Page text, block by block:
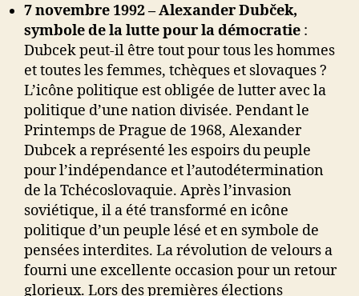
7 novembre 1992 – Alexander Dubček,
symbole de la lutte pour la démocratie :
Dubcek peut-il être tout pour tous les hommes
et toutes les femmes, tchèques et slovaques ?
L’icône politique est obligée de lutter avec la
politique d’une nation divisée. Pendant le
Printemps de Prague de 1968, Alexander
Dubcek a représenté les espoirs du peuple
pour l’indépendance et l’autodétermination
de la Tchécoslovaquie. Après l’invasion
soviétique, il a été transformé en icône
politique d’un peuple lésé et en symbole de
pensées interdites. La révolution de velours a
fourni une excellente occasion pour un retour
glorieux. Lors des premières élections